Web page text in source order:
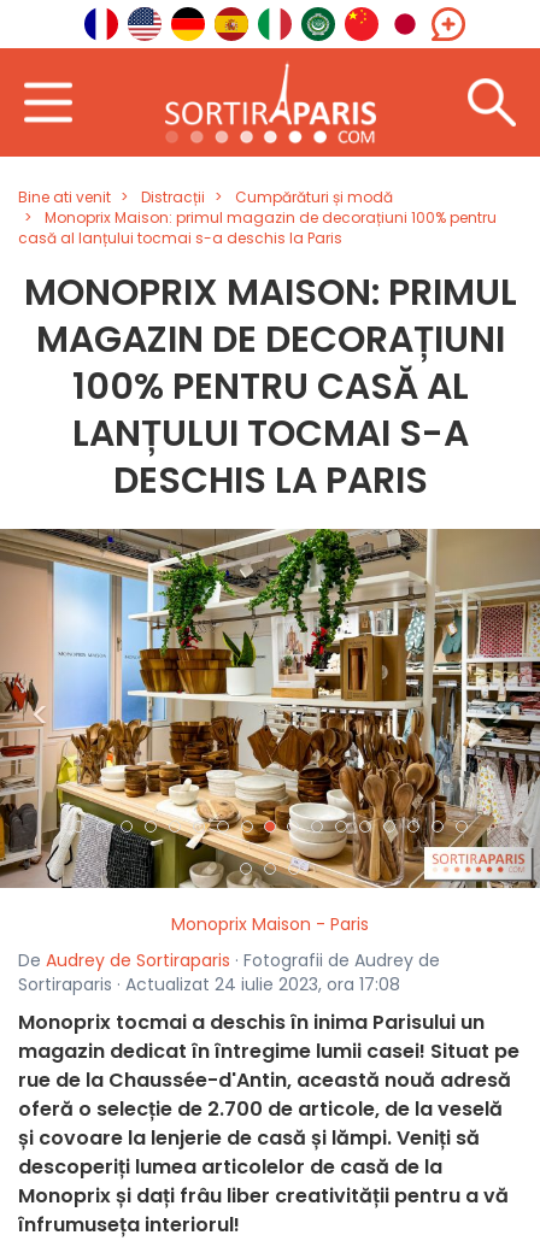
Bine ati venit Distracții
Cumpărături și modă
Monoprix Maison: primul magazin de decorațiuni 100% pentru
casă al lanțului tocmai s-a deschis la Paris
MONOPRIX MAISON: PRIMUL
MAGAZIN DE DECORAȚIUNI
100% PENTRU CASĂ AL
LANȚULUI TOCMAI S-A
DESCHIS LA PARIS
< >
Monoprix Maison - Paris
De Audrey de Sortiraparis · Fotografii de Audrey de
Sortiraparis · Actualizat 24 iulie 2023, ora 17:08
Monoprix tocmai a deschis în inima Parisului un
magazin dedicat în întregime lumii casei! Situat pe
rue de la Chaussée-d'Antin, această nouă adresă
oferă o selecție de 2.700 de articole, de la veselă
și covoare la lenjerie de casă și lămpi. Veniți să
descoperiți lumea articolelor de casă de la
Monoprix și dați frâu liber creativității pentru a vă
înfrumuseța interiorul!